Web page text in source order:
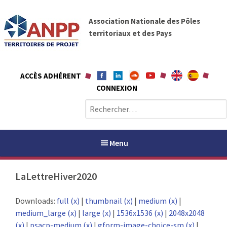
t
A
N
P
P
Association Nationale des Pôles
territoriaux et des Pays
ACCÈS ADHÉRENT
CONNEXION
e
c
c
e
r
Menu
ANPP
LaLettreHiver2020
Downloads: full (x) | thumbnail (x) | medium (x) |
medium_large (x) | large (x) | 1536x1536 (x) | 2048x2048
(x) | psacp-medium (x) | gform-image-choice-sm (x) |